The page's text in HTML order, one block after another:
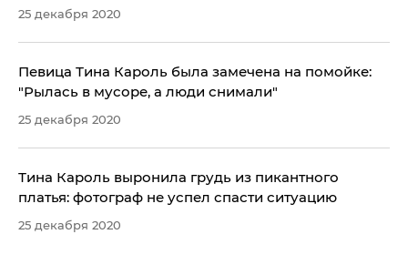
25 декабря 2020
Певица Тина Кароль была замечена на помойке:
"Рылась в мусоре, а люди снимали"
25 декабря 2020
Тина Кароль выронила грудь из пикантного
платья: фотограф не успел спасти ситуацию
25 декабря 2020